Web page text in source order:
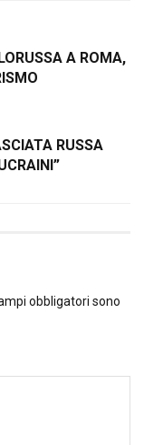
A ROMA,
RUSSA
obbligatori sono